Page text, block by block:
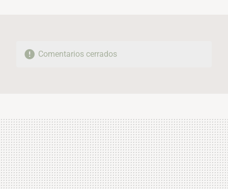
Comentarios cerrados